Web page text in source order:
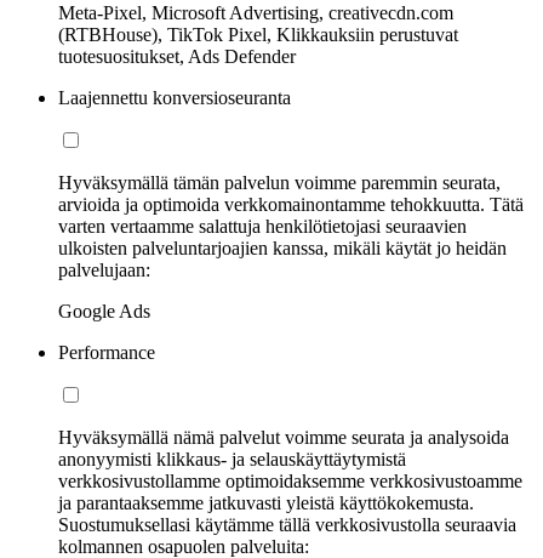
Meta-Pixel, Microsoft Advertising, creativecdn.com
(RTBHouse), TikTok Pixel, Klikkauksiin perustuvat
tuotesuositukset, Ads Defender
Laajennettu konversioseuranta
Hyväksymällä tämän palvelun voimme paremmin seurata,
arvioida ja optimoida verkkomainontamme tehokkuutta. Tätä
varten vertaamme salattuja henkilötietojasi seuraavien
ulkoisten palveluntarjoajien kanssa, mikäli käytät jo heidän
palvelujaan:
Google Ads
Performance
Hyväksymällä nämä palvelut voimme seurata ja analysoida
anonyymisti klikkaus- ja selauskäyttäytymistä
verkkosivustollamme optimoidaksemme verkkosivustoamme
ja parantaaksemme jatkuvasti yleistä käyttökokemusta.
Suostumuksellasi käytämme tällä verkkosivustolla seuraavia
kolmannen osapuolen palveluita: